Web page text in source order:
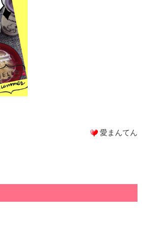
愛まんてん